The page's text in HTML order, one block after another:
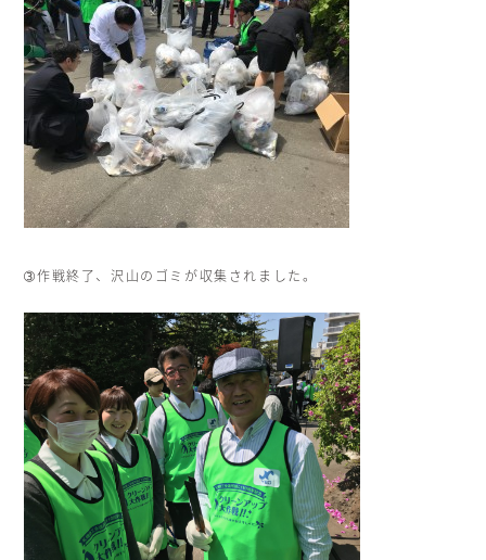
➂作戦終了、沢山のゴミが収集されました。